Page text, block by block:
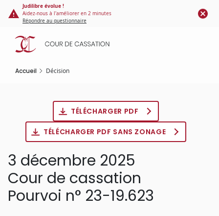
Panneau de gestion des cookies
contenu
principal
Judilibre évolue !
Aidez-nous à l'améliorer en 2 minutes
Répondre au questionnaire
Accueil Décision
TÉLÉCHARGER PDF
TÉLÉCHARGER PDF SANS ZONAGE
3 décembre 2025
Cour de cassation
Pourvoi n° 23-19.623